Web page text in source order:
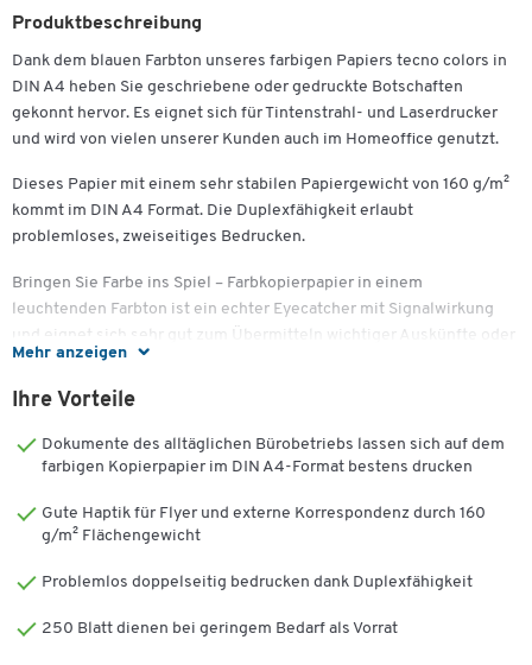
Mehr anzeigen
Produktbeschreibung
Dank dem blauen Farbton unseres farbigen Papiers tecno colors in
DIN A4 heben Sie geschriebene oder gedruckte Botschaften
gekonnt hervor. Es eignet sich für Tintenstrahl- und Laserdrucker
und wird von vielen unserer Kunden auch im Homeoffice genutzt.
Dieses Papier mit einem sehr stabilen Papiergewicht von 160 g/m²
kommt im DIN A4 Format. Die Duplexfähigkeit erlaubt
problemloses, zweiseitiges Bedrucken.
Bringen Sie Farbe ins Spiel – Farbkopierpapier in einem
leuchtenden Farbton ist ein echter Eyecatcher mit Signalwirkung
und eignet sich sehr gut zum Übermitteln wichtiger Auskünfte oder
Anweisungen. Eingesetzt als beschriftetes Trennblatt lassen sich
so auch Ordnungssysteme viel einfacher strukturieren. Im
besonders gut zum Erstellen von Einladungskarten, Collagen etc.
Papier aus. Zusammen mit der gleichmäßigen Oberflächenglätte
garantieren sie einen reibungslosen Druckerdurchlauf, eine
Sorterauslastung. Diese sind von Bedeutung, wenn Sie tagtäglich
Ihre Vorteile
Dokumente des alltäglichen Bürobetriebs lassen sich auf dem
farbigen Kopierpapier im DIN A4-Format bestens drucken
Gute Haptik für Flyer und externe Korrespondenz durch 160
g/m² Flächengewicht
Problemlos doppelseitig bedrucken dank Duplexfähigkeit
250 Blatt dienen bei geringem Bedarf als Vorrat